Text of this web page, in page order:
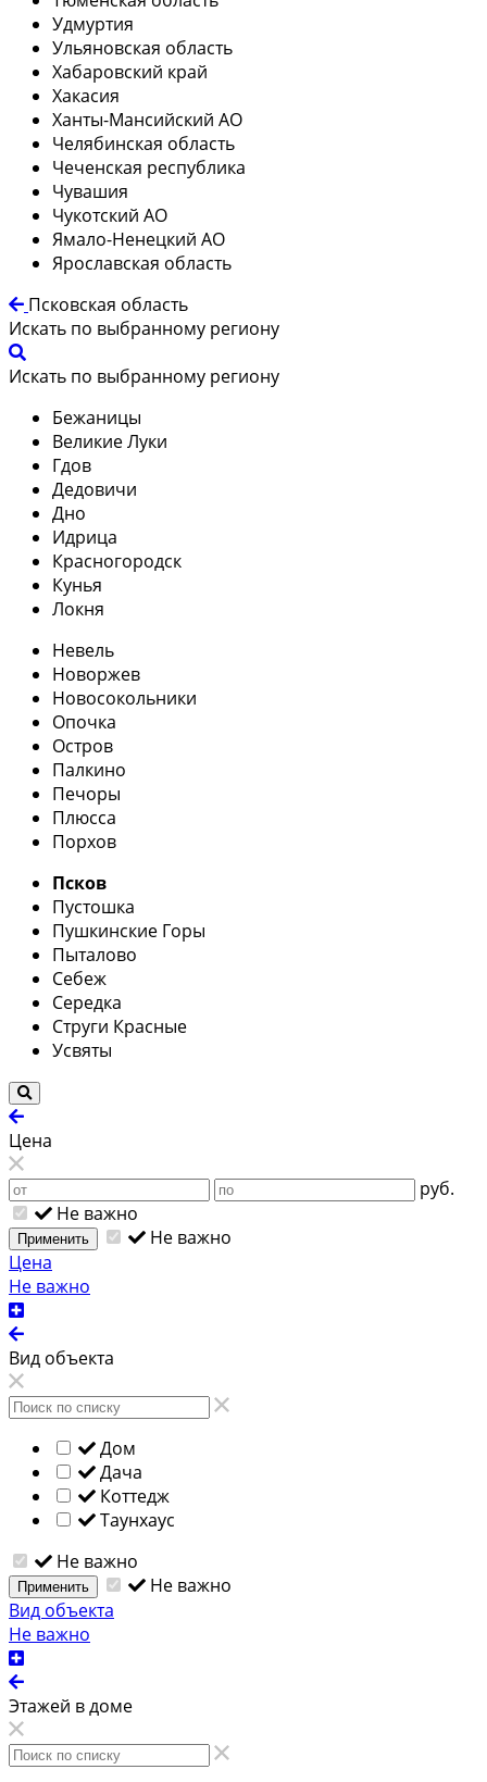
Удмуртия
Ульяновская область
Хабаровский край
Хакасия
Ханты-Мансийский АО
Челябинская область
Чеченская республика
Чувашия
Чукотский АО
Ямало-Ненецкий АО
Ярославская область
Псковская область
Искать по выбранному региону
Искать по выбранному региону
Бежаницы
Великие Луки
Гдов
Дедовичи
Дно
Идрица
Красногородск
Кунья
Локня
Невель
Новоржев
Новосокольники
Опочка
Остров
Палкино
Печоры
Плюсса
Порхов
Псков
Пустошка
Пушкинские Горы
Пыталово
Себеж
Середка
Струги Красные
Усвяты
Цена
руб.
Не важно
Применить
Не важно
Цена
Не важно
Вид объекта
Дом
Дача
Коттедж
Таунхаус
Не важно
Применить
Не важно
Вид объекта
Не важно
Этажей в доме